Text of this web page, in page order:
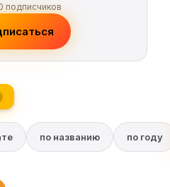
подписчиков
по названию по году